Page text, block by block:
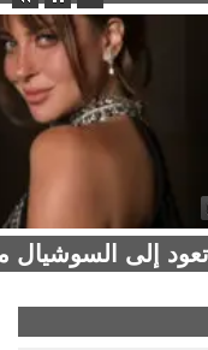
إلى السوشيال